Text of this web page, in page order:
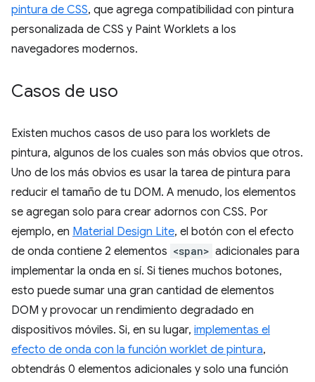
pintura de CSS, que agrega compatibilidad con pintura
personalizada de CSS y Paint Worklets a los
navegadores modernos.
Casos de uso
Existen muchos casos de uso para los worklets de
pintura, algunos de los cuales son más obvios que otros.
Uno de los más obvios es usar la tarea de pintura para
reducir el tamaño de tu DOM. A menudo, los elementos
se agregan solo para crear adornos con CSS. Por
ejemplo, en Material Design Lite, el botón con el efecto
de onda contiene 2 elementos <span> adicionales para
implementar la onda en sí. Si tienes muchos botones,
esto puede sumar una gran cantidad de elementos
DOM y provocar un rendimiento degradado en
dispositivos móviles. Si, en su lugar, implementas el
efecto de onda con la función worklet de pintura,
obtendrás 0 elementos adicionales y solo una función